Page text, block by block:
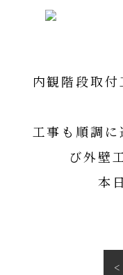
内観階段取
工事も順調
び外壁
本